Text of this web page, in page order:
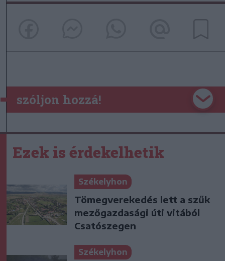
szóljon hozzá!
Ezek is érdekelhetik
Székelyhon
Tömegverekedés lett a szűk
mezőgazdasági úti vitából
Csatószegen
Székelyhon